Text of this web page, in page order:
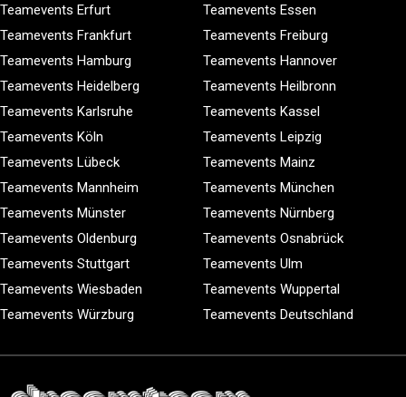
Teamevents Erfurt
Teamevents Essen
Teamevents Frankfurt
Teamevents Freiburg
Teamevents Hamburg
Teamevents Hannover
Teamevents Heidelberg
Teamevents Heilbronn
Teamevents Karlsruhe
Teamevents Kassel
Teamevents Köln
Teamevents Leipzig
Teamevents Lübeck
Teamevents Mainz
Teamevents Mannheim
Teamevents München
Teamevents Münster
Teamevents Nürnberg
Teamevents Oldenburg
Teamevents Osnabrück
Teamevents Stuttgart
Teamevents Ulm
Teamevents Wiesbaden
Teamevents Wuppertal
Teamevents Würzburg
Teamevents Deutschland